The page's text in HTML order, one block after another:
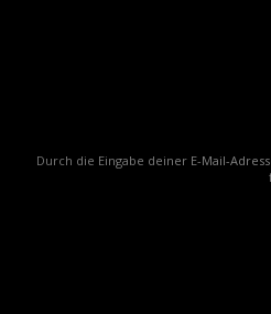
Durch die Eingabe deiner E-Mail-